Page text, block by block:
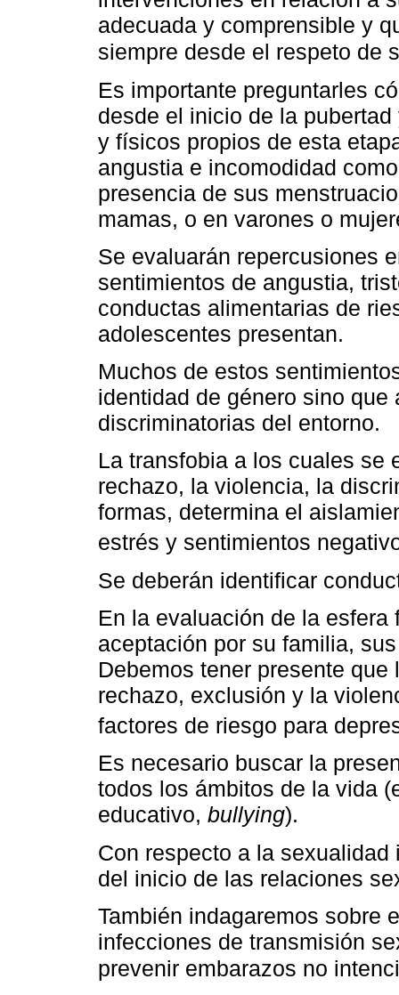
adecuada y comprensible y
siempre desde el respeto de
Es importante preguntarles
desde el inicio de la
y físicos propios de esta
angustia e incomodidad
presencia de sus
mamas, o en varones o
Se evaluarán repercusiones
sentimientos de angustia,
conductas alimentarias de
adolescentes presentan.
Muchos de estos
identidad de género sino
discriminatorias del entorno.
La transfobia a los cuales se
rechazo, la violencia, la
formas, determina el
estrés y sentimientos
Se deberán identificar
En la evaluación de la
aceptación por su familia,
Debemos tener presente
rechazo, exclusión y la
factores de riesgo para
Es necesario buscar la
todos los ámbitos de la vida
educativo, bullying).
Con respecto a la
del inicio de las relaciones
También indagaremos sobre
infecciones de transmisión
prevenir embarazos no